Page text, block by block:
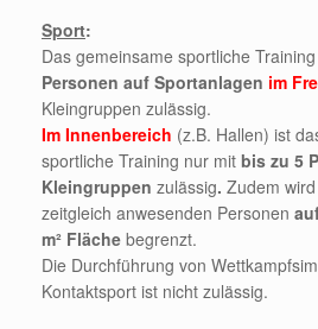
Sport:
Das gemeinsame sportliche
Personen auf Sportanlagen im
Kleingruppen zulässig.
Im Innenbereich (z.B. Hallen) ist
sportliche Training nur mit bis zu 5
Kleingruppen zulässig. Zudem
zeitgleich anwesenden Personen
m² Fläche begrenzt.
Die Durchführung von
Kontaktsport ist nicht zulässig.